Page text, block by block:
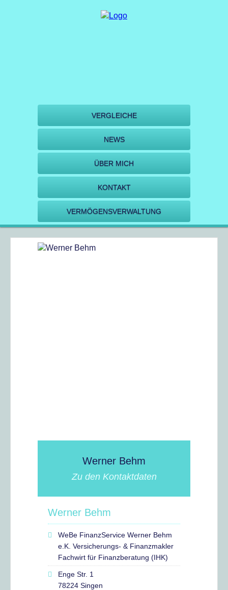
VERGLEICHE
NEWS
ÜBER MICH
KONTAKT
VERMÖGENSVERWALTUNG
Werner Behm
Zu den Kontaktdaten
Werner Behm
WeBe FinanzService Werner Behm
e.K. Versicherungs- & Finanzmakler
Fachwirt für Finanzberatung (IHK)
Enge Str. 1
78224 Singen